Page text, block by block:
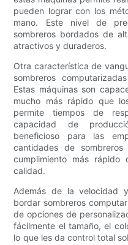
pueden lograr con los
mano. Este nivel de
sombreros bordados de
atractivos y duraderos.
Otra característica de
sombreros
Estas máquinas son
mucho más rápido que
permite tiempos de
capacidad de
beneficioso para las
cantidades de
cumplimiento más
calidad.
Además de la velocidad
bordar sombreros
de opciones de
fácilmente el tamaño, el
lo que les da control total